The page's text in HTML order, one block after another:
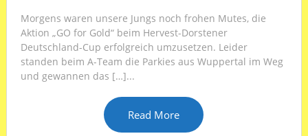
Morgens waren unsere Jungs noch frohen Mutes, die
Aktion „GO for Gold“ beim Hervest-Dorstener
Deutschland-Cup erfolgreich umzusetzen. Leider
standen beim A-Team die Parkies aus Wuppertal im Weg
und gewannen das […]...
Read More